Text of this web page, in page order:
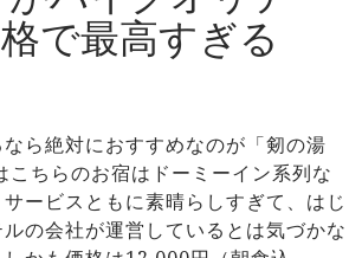
で最高すぎる
ら絶対におすすめなのが「剱の湯
こちらのお宿はドーミーイン系列な
ービスともに素晴らしすぎて、はじ
の会社が運営しているとは気づかな